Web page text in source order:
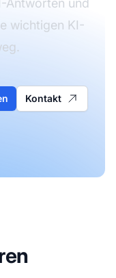
Antworten und
wichtigen KI-
Kontakt